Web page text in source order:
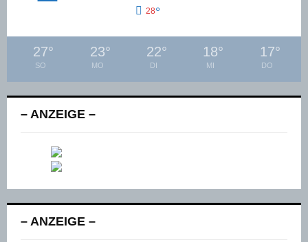
28°
27°
SO
23°
MO
22°
DI
18°
MI
17°
DO
– ANZEIGE –
– ANZEIGE –